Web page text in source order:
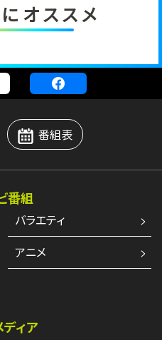
オススメ
番組表
番組
バラエティ
アニメ
ィア